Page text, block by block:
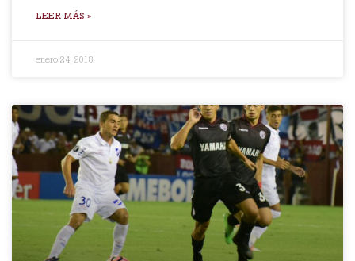
LEER MÁS »
enero 24, 2018